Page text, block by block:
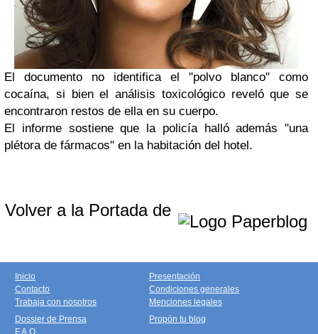
El documento no identifica el "polvo blanco" como
cocaína, si bien el análisis toxicológico reveló que se
encontraron restos de ella en su cuerpo.
El informe sostiene que la policía halló además "una
plétora de fármacos" en la habitación del hotel.
Volver a la Portada de
Inicio
Contacto
Trabaja con nosotros
Presentación
Condiciones generales
Menciones legales
Dossier de Prensa
F.A.Q.
Propón tu blog